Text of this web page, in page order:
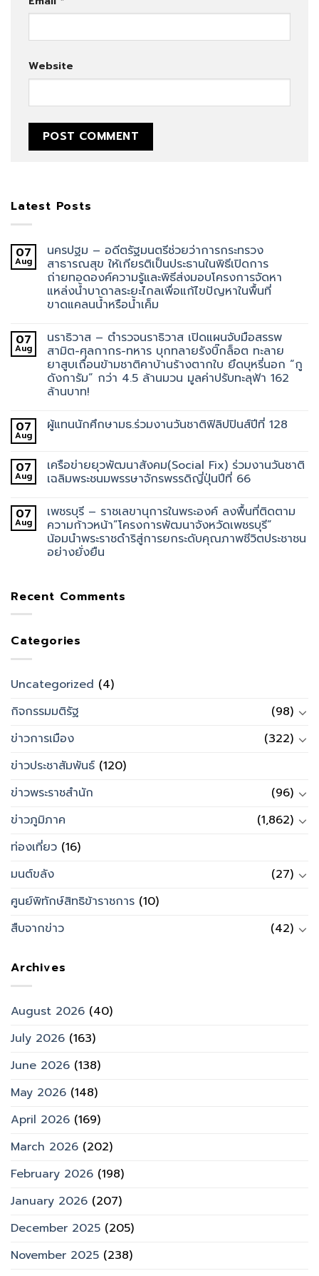
Website
Latest Posts
07
Aug
นครปฐม – อดีตรัฐมนตรีช่วยว่าการกระทรวง
สาธารณสุข ให้เกียรติเป็นประธานในพิธีเปิดการ
ถ่ายทอดองค์ความรู้และพิธีส่งมอบโครงการจัดหา
แหล่งน้ำบาดาลระยะไกลเพื่อแก้ไขปัญหาในพื้นที่
ขาดแคลนน้ำหรือน้ำเค็ม
07
Aug
นราธิวาส – ตำรวจนราธิวาส เปิดแผนจับมือสรรพ
สามิต-ศุลกากร-ทหาร บุกทลายรังบิ๊กล็อต ทะลาย
ยาสูบเถื่อนข้ามชาติคาบ้านร้างตากใบ ยึดบุหรี่นอก “กู
ดังการัม” กว่า 4.5 ล้านมวน มูลค่าปรับทะลุฟ้า 162
ล้านบาท!
07
Aug
ผู้แทนนักศึกษามธ.ร่วมงานวันชาติฟิลิปปินส์ปีที่ 128
07
Aug
เครือข่ายยุวพัฒนาสังคม(Social Fix) ร่วมงานวันชาติ
เฉลิมพระชนมพรรษาจักรพรรดิญี่ปุ่นปีที่ 66
07
Aug
เพชรบุรี – ราชเลขานุการในพระองค์ ลงพื้นที่ติดตาม
ความก้าวหน้า”โครงการพัฒนาจังหวัดเพชรบุรี”
น้อมนำพระราชดำริสู่การยกระดับคุณภาพชีวิตประชาชน
อย่างยั่งยืน
Recent Comments
Categories
Uncategorized (4)
กิจกรรมมติรัฐ
(98)
ข่าวการเมือง
(322)
ข่าวประชาสัมพันธ์ (120)
ข่าวพระราชสำนัก
(96)
ข่าวภูมิภาค
(1,862)
ท่องเที่ยว (16)
มนต์ขลัง
(27)
ศูนย์พิทักษ์สิทธิข้าราชการ (10)
สืบจากข่าว
(42)
Archives
August 2026 (40)
July 2026 (163)
June 2026 (138)
May 2026 (148)
April 2026 (169)
March 2026 (202)
February 2026 (198)
January 2026 (207)
December 2025 (205)
November 2025 (238)